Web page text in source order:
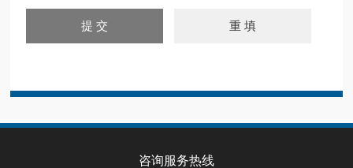
咨询服务热线